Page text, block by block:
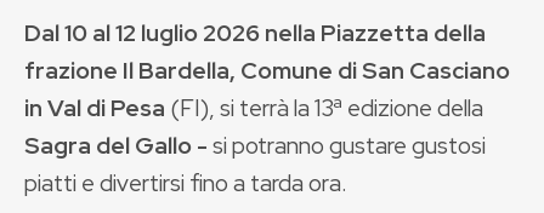
Dal 10 al 12 luglio 2026 nella Piazzetta della
frazione Il Bardella, Comune di San Casciano
in Val di Pesa (FI), si terrà la 13ª edizione della
Sagra del Gallo -si potranno gustare gustosi
piatti e divertirsi fino a tarda ora.